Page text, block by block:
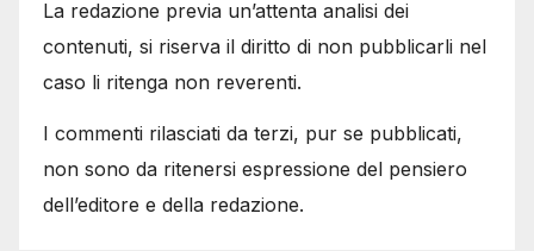
La redazione previa un’attenta analisi dei
contenuti, si riserva il diritto di non pubblicarli nel
caso li ritenga non reverenti.
I commenti rilasciati da terzi, pur se pubblicati,
non sono da ritenersi espressione del pensiero
dell’editore e della redazione.